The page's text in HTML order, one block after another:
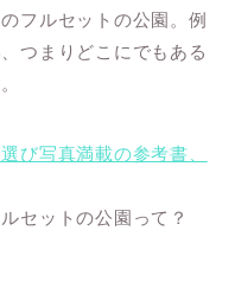
フルセットの公園。例
つまりどこにでもある
び写真満載の参考書、
ルセットの公園って？